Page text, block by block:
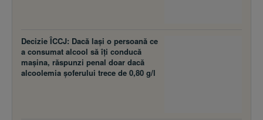
Decizie ÎCCJ: Dacă laşi o persoană ce
a consumat alcool să îţi conducă
maşina, răspunzi penal doar dacă
alcoolemia şoferului trece de 0,80 g/l